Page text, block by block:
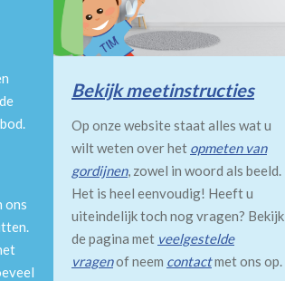
ons
Bekijk meetinstructies
Op onze website staat alles wat u
wilt weten over het opmeten van
gordijnen, zowel in woord als beeld.
Het is heel eenvoudig! Heeft u
uiteindelijk toch nog vragen? Bekijk
de pagina met veelgestelde
vragenof neem contactmet ons op.